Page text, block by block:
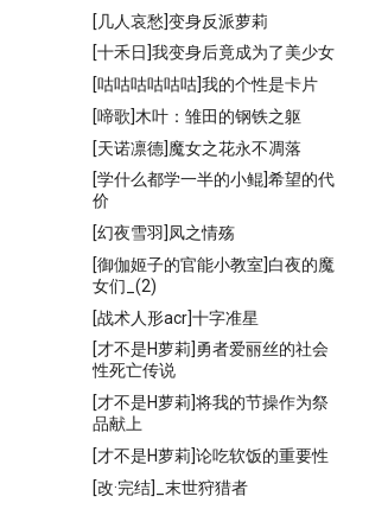
[几人哀愁]变身反派萝莉
[十禾日]我变身后竟成为了美少女
[咕咕咕咕咕咕]我的个性是卡片
[啼歌]木叶：雏田的钢铁之躯
[天诺凛德]魔女之花永不凋落
[学什么都学一半的小鲲]希望的代
价
[幻夜雪羽]凤之情殇
[御伽姬子的官能小教室]白夜的魔
女们_(2)
[战术人形acr]十字准星
[才不是H萝莉]勇者爱丽丝的社会
性死亡传说
[才不是H萝莉]将我的节操作为祭
品献上
[才不是H萝莉]论吃软饭的重要性
[改·完结]_末世狩猎者